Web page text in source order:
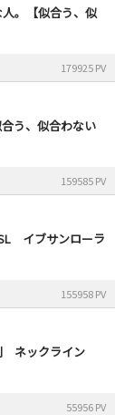
。【似合う、似
179925 PV
う、似合わない
159585 PV
イブサンローラ
155958 PV
ネックライン
55956 PV